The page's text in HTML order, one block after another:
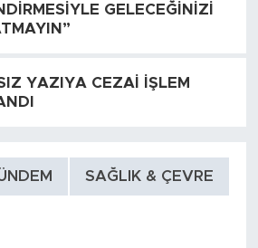
GELECEĞİNİZİ
YAZIYA CEZAİ İŞLEM
SAĞLIK & ÇEVRE